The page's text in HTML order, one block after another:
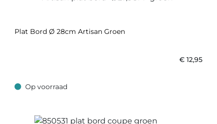
Plat Bord Ø 28cm Artisan Groen
€ 12,95
Op voorraad
Op voorraad